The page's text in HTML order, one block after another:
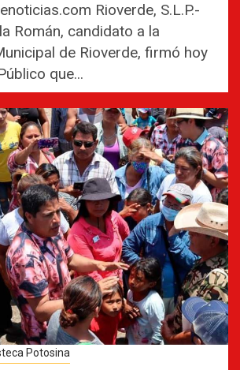
Rioverde, S.L.P.-
Román, candidato a la
de Rioverde, firmó hoy
que...
Potosina